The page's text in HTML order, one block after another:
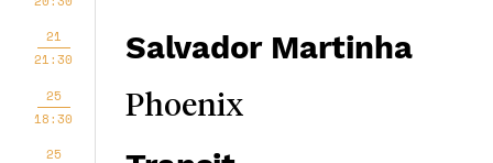
21
21:30
Salvador Martinha
25
18:30
Phoenix
25